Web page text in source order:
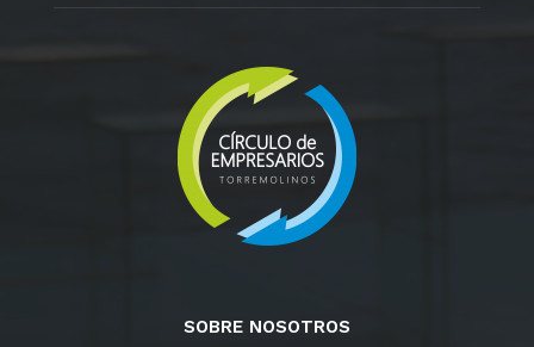
SOBRE NOSOTROS